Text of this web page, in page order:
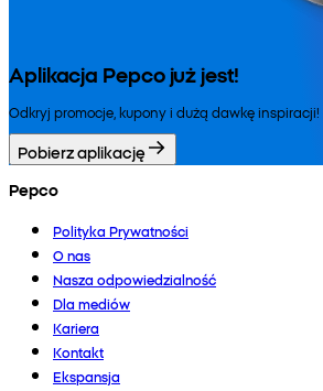
Aplikacja Pepco już jest!
Odkryj promocje, kupony i dużą dawkę inspiracji!
Pobierz aplikację
Pepco
Polityka Prywatności
O nas
Nasza odpowiedzialność
Dla mediów
Kariera
Kontakt
Ekspansja